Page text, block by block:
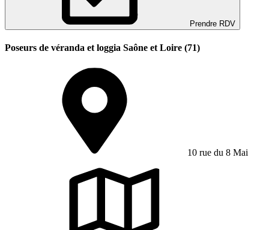
Prendre RDV
Poseurs de véranda et loggia Saône et Loire (71)
10 rue du 8 Mai